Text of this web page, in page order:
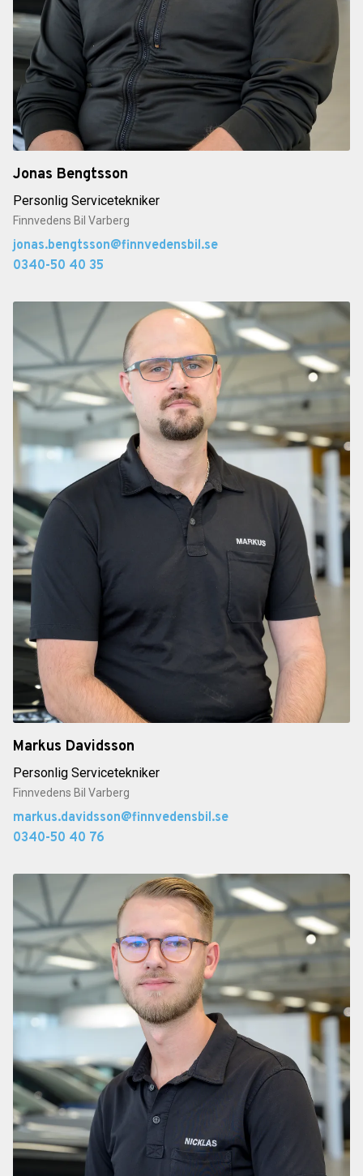
Jonas Bengtsson
Personlig Servicetekniker
Finnvedens Bil Varberg
jonas.bengtsson@finnvedensbil.se
0340-50 40 35
Markus Davidsson
Personlig Servicetekniker
Finnvedens Bil Varberg
markus.davidsson@finnvedensbil.se
0340-50 40 76